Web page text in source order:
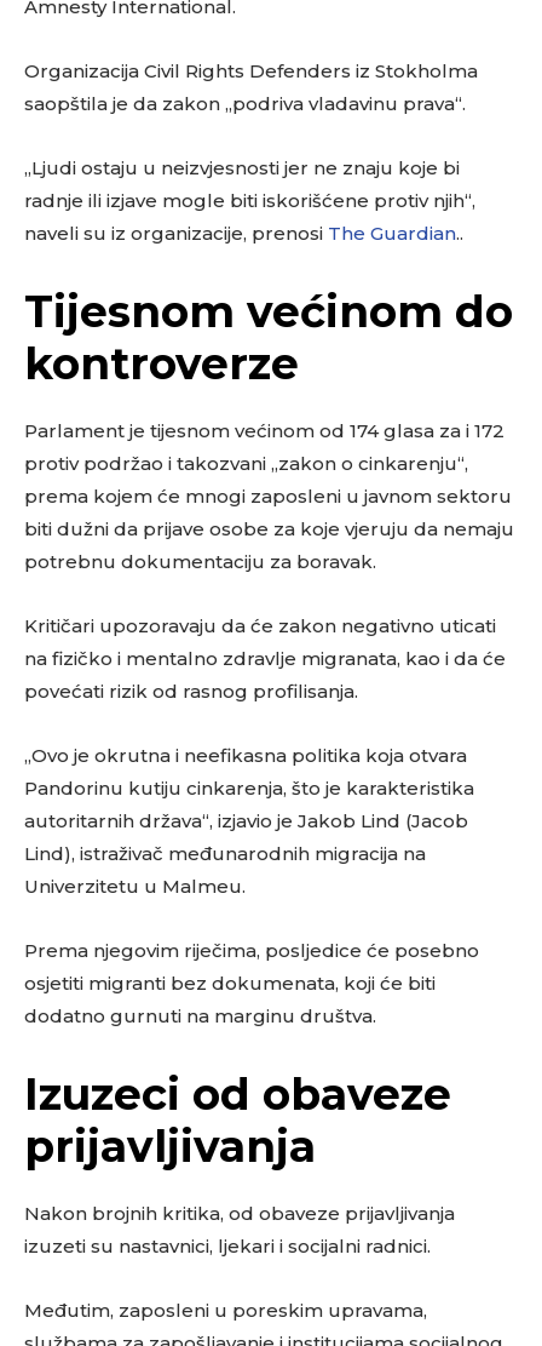
Amnesty International.
Organizacija Civil Rights Defenders iz Stokholma
saopštila je da zakon „podriva vladavinu prava“.
„Ljudi ostaju u neizvjesnosti jer ne znaju koje bi
radnje ili izjave mogle biti iskorišćene protiv njih“,
naveli su iz organizacije, prenosi The Guardian..
Tijesnom većinom do
kontroverze
Parlament je tijesnom većinom od 174 glasa za i 172
protiv podržao i takozvani „zakon o cinkarenju“,
prema kojem će mnogi zaposleni u javnom sektoru
biti dužni da prijave osobe za koje vjeruju da nemaju
potrebnu dokumentaciju za boravak.
Kritičari upozoravaju da će zakon negativno uticati
na fizičko i mentalno zdravlje migranata, kao i da će
povećati rizik od rasnog profilisanja.
„Ovo je okrutna i neefikasna politika koja otvara
Pandorinu kutiju cinkarenja, što je karakteristika
autoritarnih država“, izjavio je Jakob Lind (Jacob
Lind), istraživač međunarodnih migracija na
Univerzitetu u Malmeu.
Prema njegovim riječima, posljedice će posebno
osjetiti migranti bez dokumenata, koji će biti
dodatno gurnuti na marginu društva.
Izuzeci od obaveze
prijavljivanja
Nakon brojnih kritika, od obaveze prijavljivanja
izuzeti su nastavnici, ljekari i socijalni radnici.
Međutim, zaposleni u poreskim upravama,